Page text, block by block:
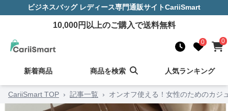
ビジネスバッグ レディース専門通販サイトCariiSmart
10,000円以上のご購入で送料無料
0 0
新着商品 商品を検索 人気ランキング
CariiSmart TOP › 記事一覧 › オンオフ使える！女性のためのカジ